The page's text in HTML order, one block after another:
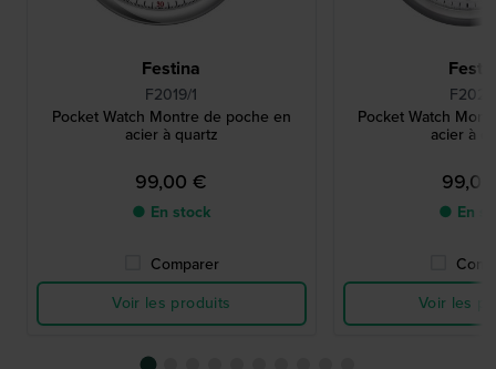
Festina
F2019/1
Pocket Watch Montre de poche en
acier à quartz
99,00 €
● En stock
Comparer
Voir les produits
Pocket Watch
acier à
● En
Voir les